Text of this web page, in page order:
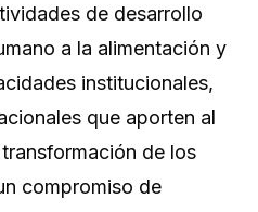
de desarrollo
a la alimentación y
institucionales,
que aporten al
de los
compromiso de